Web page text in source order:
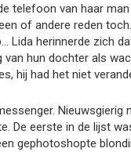
telefoon van haar
of andere reden
Lida herinnerde zich
van hun dochter als
hij had het niet
Nieuwsgierig
De eerste in de lijst
gephotoshopte